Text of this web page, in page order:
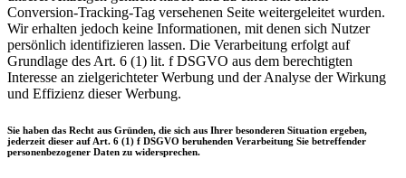
Conversion-Tracking-Tag versehenen Seite weitergeleitet wurden.
Wir erhalten jedoch keine Informationen, mit denen sich Nutzer
persönlich identifizieren lassen. Die Verarbeitung erfolgt auf
Grundlage des Art. 6 (1) lit. f DSGVO aus dem berechtigten
Interesse an zielgerichteter Werbung und der Analyse der Wirkung
und Effizienz dieser Werbung.
Sie haben das Recht aus Gründen, die sich aus Ihrer besonderen Situation ergeben,
jederzeit dieser auf Art. 6 (1) f DSGVO beruhenden Verarbeitung Sie betreffender
personenbezogener Daten zu widersprechen.